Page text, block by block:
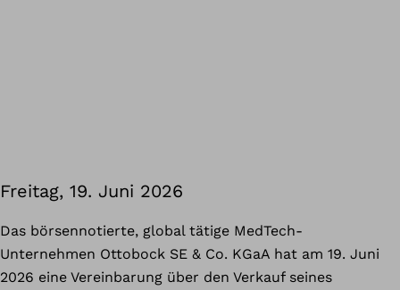
Freitag, 19. Juni 2026
Das börsennotierte, global tätige MedTech-
Unternehmen Ottobock SE & Co. KGaA hat am 19. Juni
2026 eine Vereinbarung über den Verkauf seines